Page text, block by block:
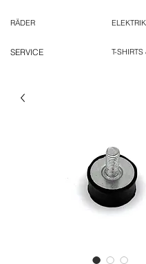
RÄDER
SERVICE
ELEKTRIK
T-